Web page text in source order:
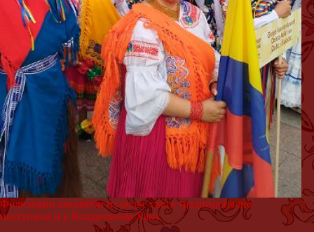
Фолклорни ансамбли из целог света традиционално
наступили и у Владичином Хану